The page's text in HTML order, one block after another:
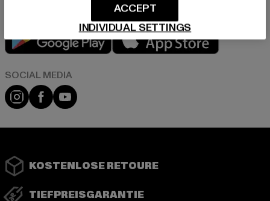
Play market
Instagram
FacebookYouTube
KOSTENLOSE RETOURE
TIEFPREISGARANTIE
INDIVIDUAL SETTINGS
ACCEPT